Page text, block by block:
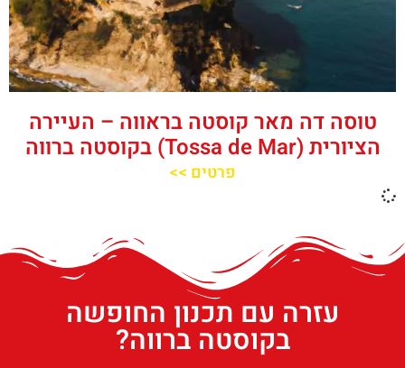
טוסה דה מאר קוסטה בראווה – העיירה
הציורית (Tossa de Mar) בקוסטה ברווה
פרטים >>
עזרה עם תכנון החופשה
בקוסטה ברווה?